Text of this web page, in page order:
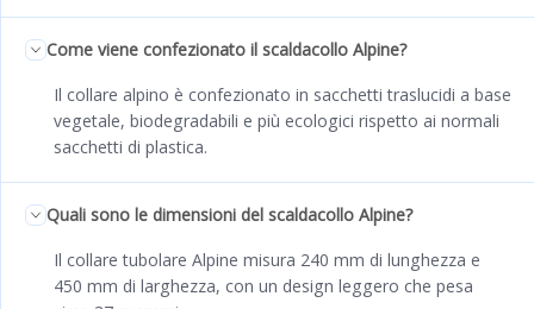
Come viene confezionato il scaldacollo Alpine?
Il collare alpino è confezionato in sacchetti traslucidi a base
vegetale, biodegradabili e più ecologici rispetto ai normali
sacchetti di plastica.
Quali sono le dimensioni del scaldacollo Alpine?
Il collare tubolare Alpine misura 240 mm di lunghezza e
450 mm di larghezza, con un design leggero che pesa